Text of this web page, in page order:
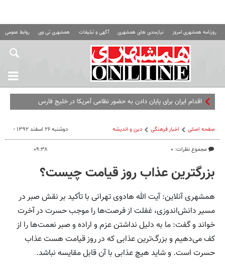
روزنامه همشهری امروز نیازمندی های همشهری آگهی و تبلیغات همشهری تی وی روابط عمومی
اقدام ایران برای پایان دادن به حضور نظامی آمریکا در خلیج فارس
صفحه اصلی اخبار فرهنگی دین و اندیشه
مجموع نظرات: ۰
دوشنبه ۲۶ اسفند ۱۳۹۲ -
۰۹:۳۸
بزرگترین عذاب روز قیامت چیست؟
همشهری آنلاین: آیت الله هادوی تهرانی با تأکید بر نقش صبر در
مسیر دانش‌اندوزی، غفلت از فرصت‌ها را موجب حسرت در آخرت
خواند و گفت: ما به دلیل نداشتن عزم و اراده و صبر نعمت‌ها را از
کف می‌دهیم و بزرگ‌ترین عذابی که در روز قیامت هست عذاب
حسرت است. و شاید هیچ عذابی با آن قابل مقایسه نباشد.